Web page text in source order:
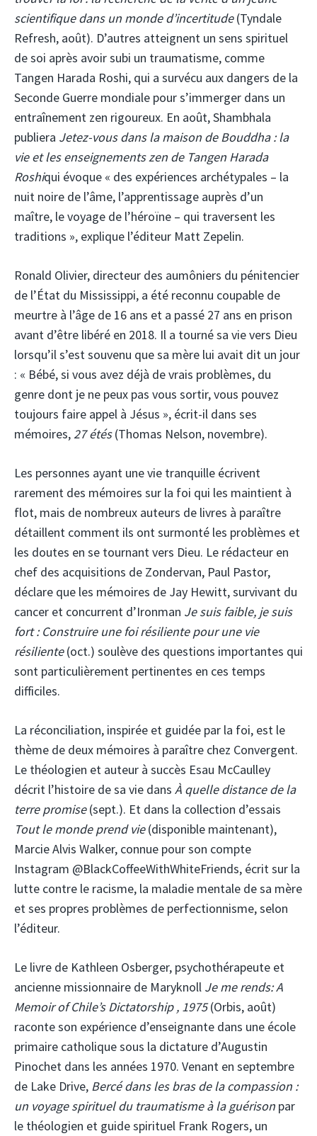
scientifique dans un monde d’incertitude(Tyndale
Refresh, août). D’autres atteignent un sens spirituel
de soi après avoir subi un traumatisme, comme
Tangen Harada Roshi, qui a survécu aux dangers de la
Seconde Guerre mondiale pour s’immerger dans un
entraînement zen rigoureux. En août, Shambhala
publiera Jetez-vous dans la maison de Bouddha : la
vie et les enseignements zen de Tangen Harada
Roshiqui évoque « des expériences archétypales – la
nuit noire de l’âme, l’apprentissage auprès d’un
maître, le voyage de l’héroïne – qui traversent les
traditions », explique l’éditeur Matt Zepelin.
Ronald Olivier, directeur des aumôniers du pénitencier
de l’État du Mississippi, a été reconnu coupable de
meurtre à l’âge de 16 ans et a passé 27 ans en prison
avant d’être libéré en 2018. Il a tourné sa vie vers Dieu
lorsqu’il s’est souvenu que sa mère lui avait dit un jour
: « Bébé, si vous avez déjà de vrais problèmes, du
genre dont je ne peux pas vous sortir, vous pouvez
toujours faire appel à Jésus », écrit-il dans ses
mémoires, 27 étés(Thomas Nelson, novembre).
Les personnes ayant une vie tranquille écrivent
rarement des mémoires sur la foi qui les maintient à
flot, mais de nombreux auteurs de livres à paraître
détaillent comment ils ont surmonté les problèmes et
les doutes en se tournant vers Dieu. Le rédacteur en
chef des acquisitions de Zondervan, Paul Pastor,
déclare que les mémoires de Jay Hewitt, survivant du
cancer et concurrent d’Ironman Je suis faible, je suis
fort : Construire une foi résiliente pour une vie
résiliente(oct.) soulève des questions importantes qui
sont particulièrement pertinentes en ces temps
difficiles.
La réconciliation, inspirée et guidée par la foi, est le
thème de deux mémoires à paraître chez Convergent.
Le théologien et auteur à succès Esau McCaulley
décrit l’histoire de sa vie dans À quelle distance de la
terre promise(sept.). Et dans la collection d’essais
Tout le monde prend vie(disponible maintenant),
Marcie Alvis Walker, connue pour son compte
Instagram @BlackCoffeeWithWhiteFriends, écrit sur la
lutte contre le racisme, la maladie mentale de sa mère
et ses propres problèmes de perfectionnisme, selon
l’éditeur.
Le livre de Kathleen Osberger, psychothérapeute et
ancienne missionnaire de Maryknoll Je me rends: A
Memoir of Chile’s Dictatorship , 1975(Orbis, août)
raconte son expérience d’enseignante dans une école
primaire catholique sous la dictature d’Augustin
Pinochet dans les années 1970. Venant en septembre
de Lake Drive, Bercé dans les bras de la compassion :
un voyage spirituel du traumatisme à la guérison par
le théologien et guide spirituel Frank Rogers, un